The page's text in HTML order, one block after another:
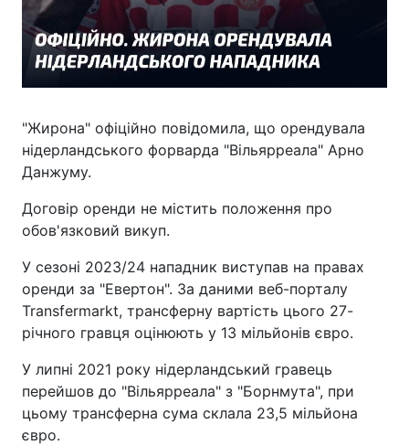
"Жирона" офіційно повідомила, що орендувала
нідерландського форварда "Вільярреала" Арно
Данжуму.
Договір оренди не містить положення про
обов'язковий викуп.
У сезоні 2023/24 нападник виступав на правах
оренди за "Евертон". За даними веб-порталу
Transfermarkt, трансферну вартість цього 27-
річного гравця оцінюють у 13 мільйонів євро.
У липні 2021 року нідерландський гравець
перейшов до "Вільярреала" з "Борнмута", при
цьому трансферна сума склала 23,5 мільйона
євро.